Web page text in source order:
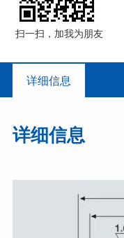
扫一扫，加我为朋友
详细信息
详细信息